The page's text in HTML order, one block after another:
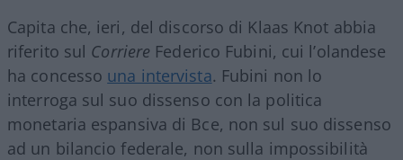
Capita che, ieri, del discorso di Klaas Knot abbia
riferito sul Corriere Federico Fubini, cui l’olandese
ha concesso una intervista. Fubini non lo
interroga sul suo dissenso con la politica
monetaria espansiva di Bce, non sul suo dissenso
ad un bilancio federale, non sulla impossibilità